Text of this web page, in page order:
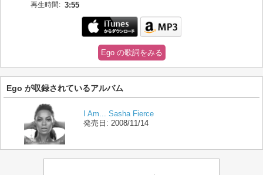
再生時間: 3:55
Ego の歌詞をみる
Ego が収録されているアルバム
I Am... Sasha Fierce
発売日: 2008/11/14